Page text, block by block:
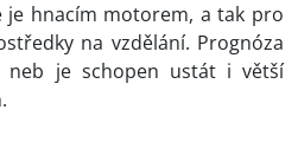
je hnacím motorem, a tak pro
na vzdělání. Prognóza
neb je schopen ustát i větší